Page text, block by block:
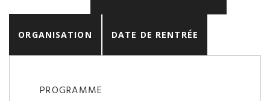
ORGANISATION DATE DE RENTRÉE
PROGRAMME